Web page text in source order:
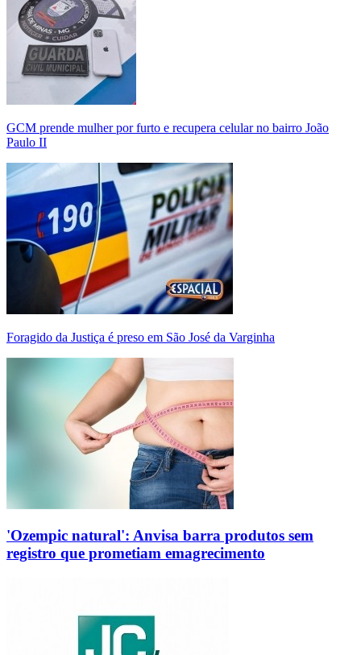
GCM prende mulher por furto e recupera celular no bairro João
Paulo II
Foragido da Justiça é preso em São José da Varginha
'Ozempic natural': Anvisa barra produtos sem
registro que prometiam emagrecimento